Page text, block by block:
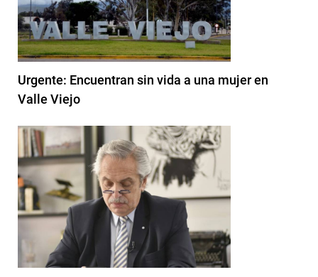
Urgente: Encuentran sin vida a una mujer en
Valle Viejo